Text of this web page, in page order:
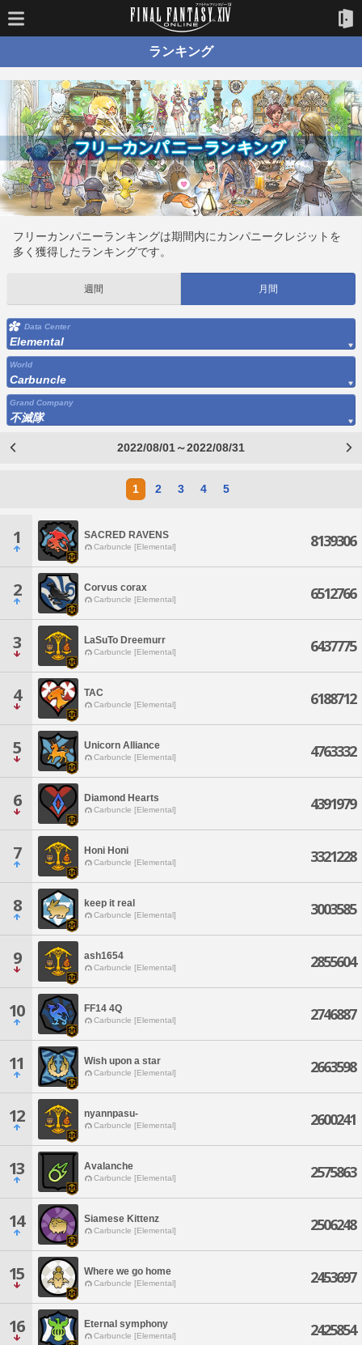
ランキング
フリーカンパニーランキングは期間内にカンパニークレジットを
多く獲得したランキングです。
週間 月間
Data Center
Elemental
World
Carbuncle
Grand Company
不滅隊
2022/08/01～2022/08/31
1 2 3 4 5
1 SACRED RAVENS
Carbuncle [Elemental] 8139306
2 Corvus corax
Carbuncle [Elemental] 6512766
3 LaSuTo Dreemurr
Carbuncle [Elemental] 6437775
4 TAC
Carbuncle [Elemental] 6188712
5 Unicorn Alliance
Carbuncle [Elemental] 4763332
6 Diamond Hearts
Carbuncle [Elemental] 4391979
7 Honi Honi
Carbuncle [Elemental] 3321228
8 keep it real
Carbuncle [Elemental] 3003585
9 ash1654
Carbuncle [Elemental] 2855604
10 FF14 4Q
Carbuncle [Elemental] 2746887
11 Wish upon a star
Carbuncle [Elemental] 2663598
12 nyannpasu-
Carbuncle [Elemental] 2600241
13 Avalanche
Carbuncle [Elemental] 2575863
14 Siamese Kittenz
Carbuncle [Elemental] 2506248
15 Where we go home
Carbuncle [Elemental] 2453697
16 Eternal symphony
Carbuncle [Elemental] 2425854